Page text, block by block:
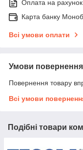
Оплата на рахунок
Карта банку
Всі умови оплати
Умови повернення
Повернення товару
Всі умови
Подібні товари